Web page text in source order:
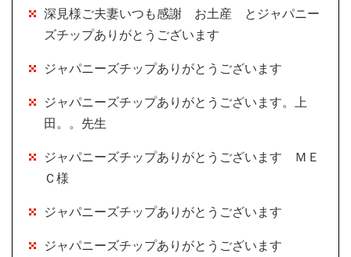
深見様ご夫妻いつも感謝 お土産 とジャパニー
ズチップありがとうございます
ジャパニーズチップありがとうございます
ジャパニーズチップありがとうございます。上
田。。先生
ジャパニーズチップありがとうございます ＭＥ
Ｃ様
ジャパニーズチップありがとうございます
ジャパニーズチップありがとうございます